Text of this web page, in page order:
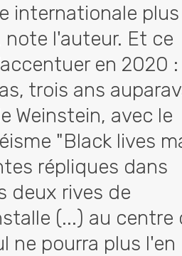
internationale plus
note l'auteur. Et ce
en 2020 :
trois ans
Weinstein, avec le
"Black lives
répliques dans
deux rives de
(...) au centre
ne pourra plus l'en